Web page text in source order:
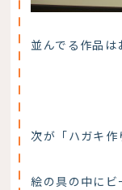
並んでる作品
次が「ハガキ作
絵の具の中に